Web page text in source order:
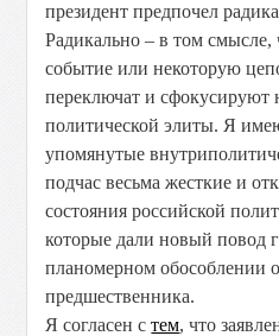
президент предпочел
Радикально – в том смысле,
событие или некоторую
переключат и сфокусируют
политической элиты. Я
упомянутые
подчас весьма жесткие и
состояния российской
которые дали новый повод
планомерном обособлении
предшественника.
Я согласен стем, что